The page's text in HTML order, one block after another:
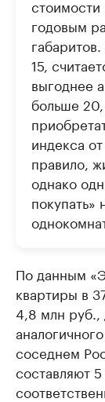
годовым
15,
выгоднее
больше
индекса
правило,
однако
покупать»
По данным
квартиры в
4,8 млн руб.,
соседнем
составляют